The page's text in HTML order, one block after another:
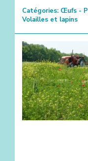
Catégories: Œufs -
Volailles et lapins